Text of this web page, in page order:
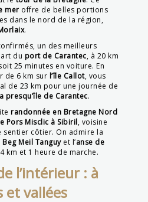
mer offre de belles portions
dans le nord de la région,
.
un des meilleurs
du port de Carantec, à 20 km
25 minutes en voiture. En
de 6 km sur l’île Callot, vous
de 23 km pour une journée de
presqu’île de Carantec.
randonnée en Bretagne Nord
Pors Misclic à Sibiril, voisine
sentier côtier. On admire la
Meil Tanguyet l’anse de
km et 1 heure de marche.
l’intérieur : à
vallées